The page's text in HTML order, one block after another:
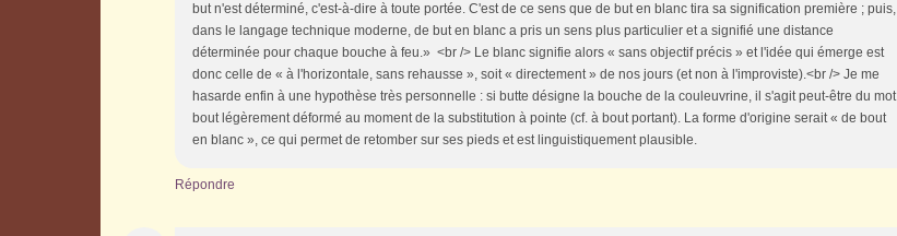
but n'est déterminé, c'est-à-dire à toute portée. C'est de ce sens que de but en blanc tira sa signification première ; puis,
dans le langage technique moderne, de but en blanc a pris un sens plus particulier et a signifié une distance
déterminée pour chaque bouche à feu.» <br /> Le blanc signifie alors « sans objectif précis » et l'idée qui émerge est
donc celle de « à l'horizontale, sans rehausse », soit « directement » de nos jours (et non à l'improviste).<br /> Je me
hasarde enfin à une hypothèse très personnelle : si butte désigne la bouche de la couleuvrine, il s'agit peut-être du mot
bout légèrement déformé au moment de la substitution à pointe (cf. à bout portant). La forme d'origine serait « de bout
en blanc », ce qui permet de retomber sur ses pieds et est linguistiquement plausible.
Répondre